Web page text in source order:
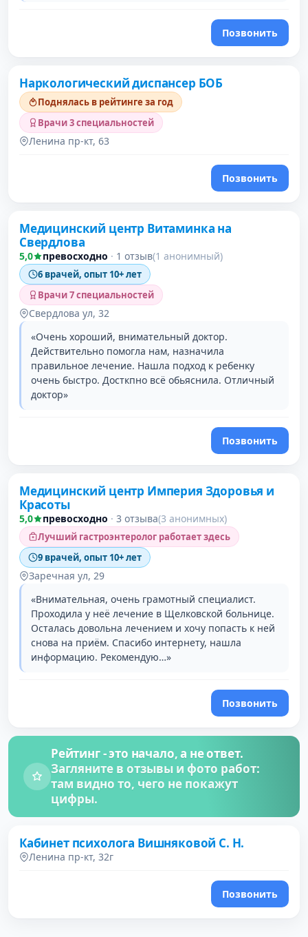
Позвонить
Наркологический диспансер БОБ
Поднялась в рейтинге за год
Врачи 3 специальностей
Ленина пр-кт, 63
Позвонить
Медицинский центр Витаминка на
Свердлова
5,0 превосходно · 1 отзыв(1 анонимный)
6 врачей, опыт 10+ лет
Врачи 7 специальностей
Свердлова ул, 32
«Очень хороший, внимательный доктор.
Действительно помогла нам, назначила
правильное лечение. Нашла подход к ребенку
очень быстро. Досткпно всё обьяснила. Отличный
доктор»
Позвонить
Медицинский центр Империя Здоровья и
Красоты
5,0 превосходно · 3 отзыва(3 анонимных)
Лучший гастроэнтеролог работает здесь
9 врачей, опыт 10+ лет
Заречная ул, 29
«Внимательная, очень грамотный специалист.
Проходила у неё лечение в Щелковской больнице.
Осталась довольна лечением и хочу попасть к ней
снова на приём. Спасибо интернету, нашла
информацию. Рекомендую…»
Позвонить
Рейтинг - это начало, а не ответ.
Загляните в отзывы и фото работ:
там видно то, чего не покажут
цифры.
Кабинет психолога Вишняковой С. Н.
Ленина пр-кт, 32г
Позвонить